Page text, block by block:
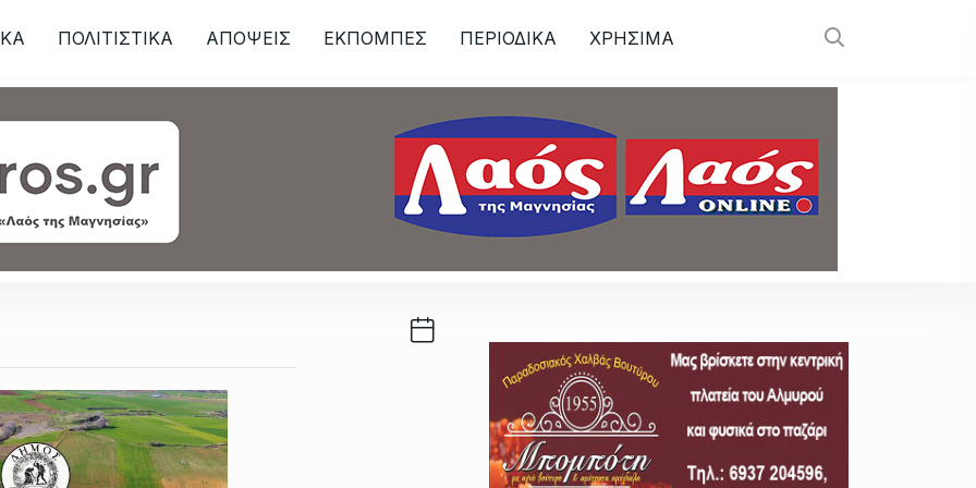
ΠΟΛΙΤΙΣΤΙΚΑ ΑΠΟΨΕΙΣ ΕΚΠΟΜΠΕΣ ΠΕΡΙΟΔΙΚΑ ΧΡΗΣΙΜΑ